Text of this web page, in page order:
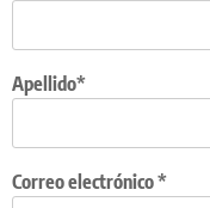
Apellido*
Correo electrónico*